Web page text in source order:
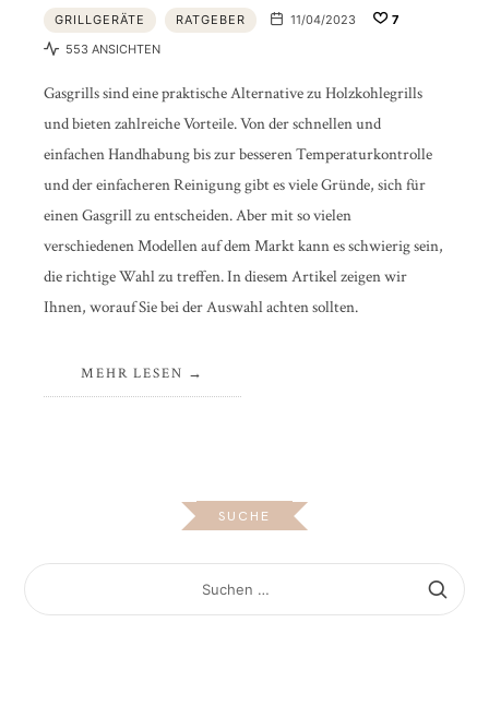
GRILLGERÄTE RATGEBER 11/04/2023
7
553 ANSICHTEN
Gasgrills sind eine praktische Alternative zu Holzkohlegrills
und bieten zahlreiche Vorteile. Von der schnellen und
einfachen Handhabung bis zur besseren Temperaturkontrolle
und der einfacheren Reinigung gibt es viele Gründe, sich für
einen Gasgrill zu entscheiden. Aber mit so vielen
verschiedenen Modellen auf dem Markt kann es schwierig sein,
die richtige Wahl zu treffen. In diesem Artikel zeigen wir
Ihnen, worauf Sie bei der Auswahl achten sollten.
MEHR LESEN
SUCHE
SUCHEN